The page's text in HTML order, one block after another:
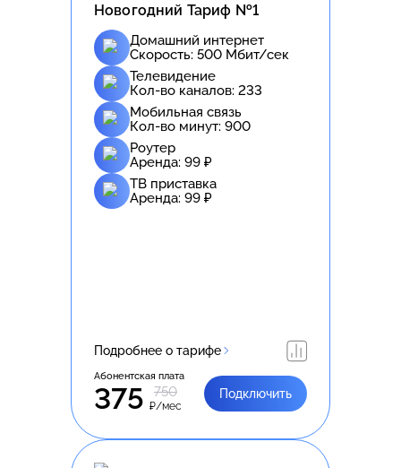
Новогодний Тариф №1
Домашний интернет
Скорость: 500 Мбит/сек
Телевидение
Кол-во каналов: 233
Мобильная связь
Кол-во минут: 900
Роутер
Аренда: 99 ₽
ТВ приставка
Аренда: 99 ₽
Подробнее о тарифе
Абонентская плата
375 750
₽/мес
Подключить